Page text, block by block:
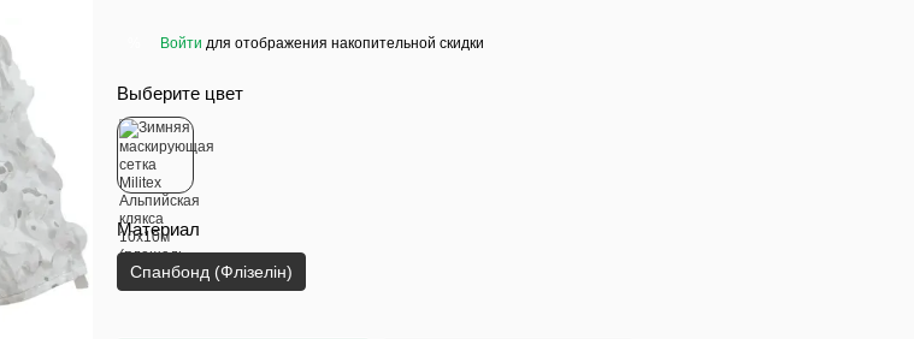
Войти для отображения накопительной скидки
Выберите цвет
Материал
Спанбонд (Флізелін)